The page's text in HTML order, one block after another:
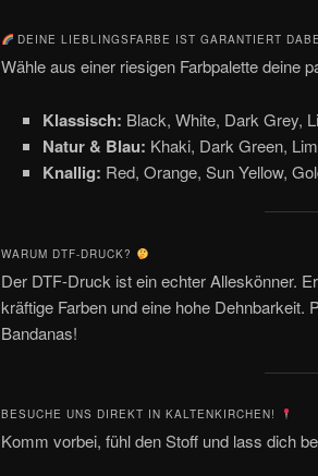
DEINE LIEBLINGSFARBE IST GARANTIERT
Wähle aus einer riesigen Farbpalette deine
Klassisch: Black, White, Dark Grey,
Natur & Blau: Khaki, Dark Green,
Knallig: Red, Orange, Sun Yellow,
WARUM DTF-DRUCK?
Der DTF-Druck ist ein echter Alleskönner.
kräftige Farben und eine hohe Dehnbarkeit.
Bandanas!
BESUCHE UNS DIREKT IN KALTENKIRCHEN!
Komm vorbei, fühl den Stoff und lass dich